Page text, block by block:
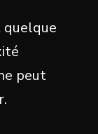
quelque
peut